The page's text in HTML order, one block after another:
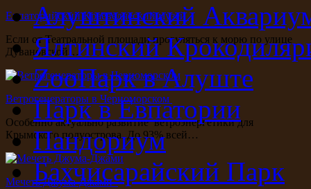
Евпаторийский Краеведческий музей
Если от Театральной площади прогуляться к морю по улице
Дувановской…
Ветрогенераторы в Черноморском
Особенно актуально развитие ветроэнергетики для
Крымского полуострова. До 93% всей…
Мечеть Джума-Джами
Алуштинский
Ялтинский
ZooПарк в Алуште
Парк в Евпатории
Пандориум
Бахчисарайский Парк